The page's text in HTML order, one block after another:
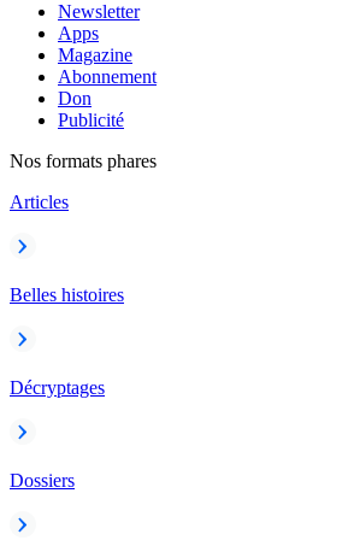
Newsletter
Apps
Magazine
Abonnement
Don
Publicité
Nos formats phares
Articles
Belles histoires
Décryptages
Dossiers